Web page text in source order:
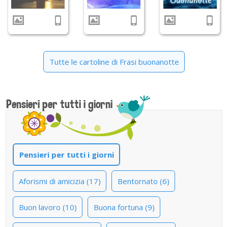
Tutte le cartoline di Frasi buonanotte
Pensieri per tutti i giorni
Pensieri per tutti i giorni
Aforismi di amicizia (17) Bentornato (6)
Buon lavoro (10) Buona fortuna (9)